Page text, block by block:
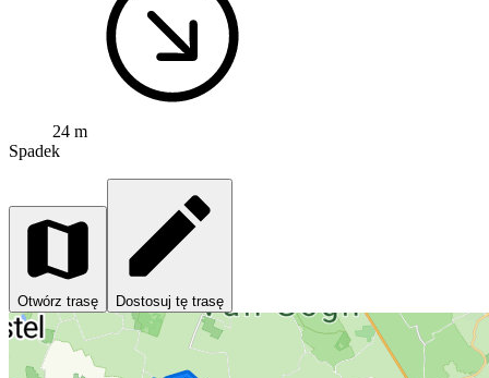
24 m
Spadek
Otwórz trasę Dostosuj tę trasę